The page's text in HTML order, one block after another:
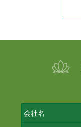
会社名